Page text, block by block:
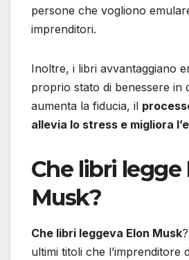
persone che vogliono
imprenditori.
Inoltre, i libri avvantaggiano
proprio stato di benessere in
aumenta la fiducia, il
allevia lo stress e migliora
Che libri legge
Musk?
Che libri leggeva Elon Musk
ultimi titoli che l’imprenditore